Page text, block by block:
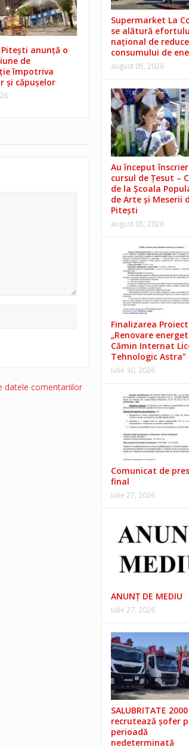
anunță o
de
împotriva
și căpușelor
datele comentariilor
Supermarket La
se alătură
național de
consumului de
august 05, 2026
Au început
cursul de Țesut –
de la Școala
de Arte și Meserii
Pitești
august 05, 2026
Finalizarea
„Renovare
Cămin Internat
Tehnologic Astra”
iulie 30, 2026
Comunicat de
final
iulie 27, 2026
ANUNŢ DE MEDIU
iulie 27, 2026
SALUBRITATE
recrutează șofer
perioadă
nedeterminată